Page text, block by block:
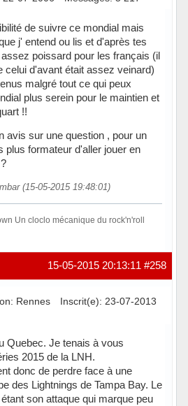
de suivre ce mondial mais
j' entend ou lis et d'après tes
poissard pour les français (il
celui d'avant était assez veinard)
malgré tout ce qui peux
plus serein pour le maintien et
!!
avis sur une question , pour un
plus formateur d'aller jouer en
(15-05-2015 19:48:01)
Un cloclo mécanique du rock'n'roll
#258
15-05-2015 20:13:11
Rennes
Inscrit(e): 23-07-2013
Quebec. Je tenais à vous
2015 de la LNH.
donc de perdre face à une
des Lightnings de Tampa Bay. Le
son attaque qui marque peu